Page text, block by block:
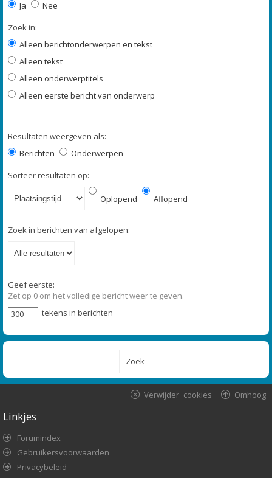
Ja
Nee
Zoek in:
Alleen berichtonderwerpen en tekst
Alleen tekst
Alleen onderwerptitels
Alleen eerste bericht van onderwerp
Resultaten weergeven als:
Berichten
Onderwerpen
Sorteer resultaten op:
Oplopend Aflopend
Zoek in berichten van afgelopen:
Geef eerste:
Zet op 0 om het volledige bericht weer te geven.
tekens in berichten
Omhoog
Verwijder cookies
Linkjes
Forumindex
Gebruikersvoorwaarden
Privacybeleid